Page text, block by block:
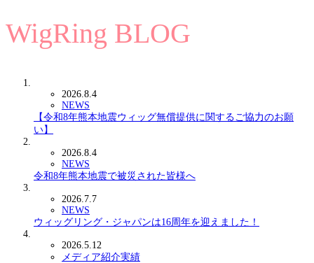
WigRing BLOG
2026.8.4
NEWS
【令和8年熊本地震ウィッグ無償提供に関するご協力のお願
い】
2026.8.4
NEWS
令和8年熊本地震で被災された皆様へ
2026.7.7
NEWS
ウィッグリング・ジャパンは16周年を迎えました！
2026.5.12
メディア紹介実績